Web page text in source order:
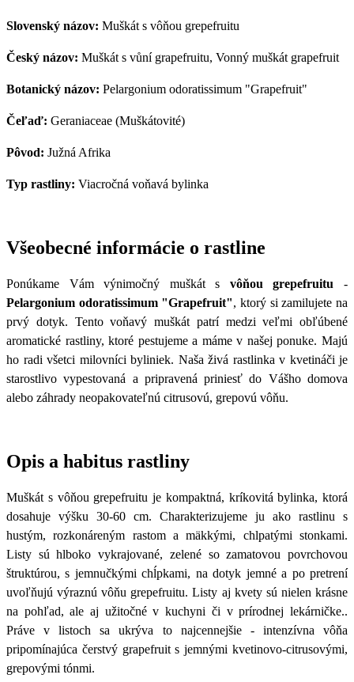
Slovenský názov: Muškát s vôňou grepefruitu
Český názov: Muškát s vůní grapefruitu, Vonný muškát grapefruit
Botanický názov: Pelargonium odoratissimum "Grapefruit"
Čeľaď: Geraniaceae (Muškátovité)
Pôvod: Južná Afrika
Typ rastliny: Viacročná voňavá bylinka
Všeobecné informácie o rastline
Ponúkame Vám výnimočný muškát s vôňou grepefruitu -
Pelargonium odoratissimum "Grapefruit", ktorý si zamilujete na
prvý dotyk. Tento voňavý muškát patrí medzi veľmi obľúbené
aromatické rastliny, ktoré pestujeme a máme v našej ponuke. Majú
ho radi všetci milovníci byliniek. Naša živá rastlinka v kvetináči je
starostlivo vypestovaná a pripravená priniesť do Vášho domova
alebo záhrady neopakovateľnú citrusovú, grepovú vôňu.
Opis a habitus rastliny
Muškát s vôňou grepefruitu je kompaktná, kríkovitá bylinka, ktorá
dosahuje výšku 30-60 cm. Charakterizujeme ju ako rastlinu s
hustým, rozkonáreným rastom a mäkkými, chlpatými stonkami.
Listy sú hlboko vykrajované, zelenésozamatovou povrchovou
štruktúrou,s jemnučkými chĺpkami, na dotyk jemné a po pretrení
uvoľňujú výraznú vôňu grepefruitu. Listy aj kvety sú nielen krásne
na pohľad, ale aj užitočné v kuchyni či v prírodnej lekárničke..
Práve v listoch sa ukrýva to najcennejšie - intenzívna vôňa
pripomínajúca čerstvý grapefruit s jemnými kvetinovo-citrusovými,
grepovými tónmi.